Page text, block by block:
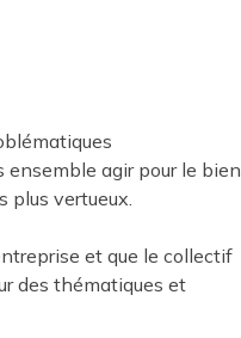
agir pour le bien
vertueux.
et que le collectif
des thématiques et